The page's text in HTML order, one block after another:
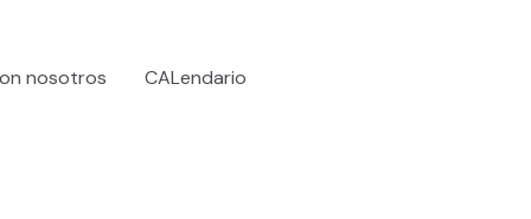
nosotros
CALendario